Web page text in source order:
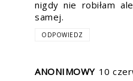
nigdy nie robiłam
samej.
ODPOWIEDZ
ANONIMOWY 10